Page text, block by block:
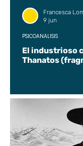
El industrioso
Thanatos
PSICOANÁLISIS
Francesca
9 jun